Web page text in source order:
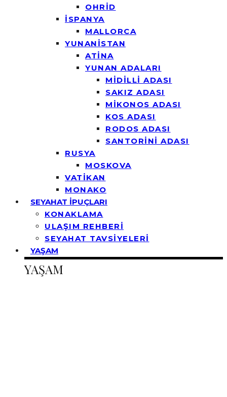
OHRİD
İSPANYA
MALLORCA
YUNANİSTAN
ATİNA
YUNAN ADALARI
MİDİLLİ ADASI
SAKIZ ADASI
MİKONOS ADASI
KOS ADASI
RODOS ADASI
SANTORİNİ ADASI
RUSYA
MOSKOVA
VATİKAN
MONAKO
SEYAHAT İPUÇLARI
KONAKLAMA
ULAŞIM REHBERİ
SEYAHAT TAVSİYELERİ
YAŞAM
YAŞAM